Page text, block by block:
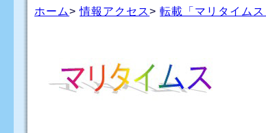
ホーム>情報アクセス>転載「マリタイム